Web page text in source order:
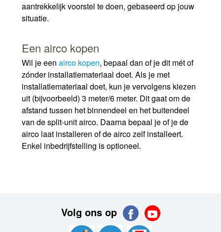
aantrekkelijk voorstel te doen, gebaseerd op jouw
situatie.
Een airco kopen
Wil je een airco kopen, bepaal dan of je dit mét of
zónder installatiemateriaal doet. Als je met
installatiemateriaal doet, kun je vervolgens kiezen
uit (bijvoorbeeld) 3 meter/6 meter. Dit gaat om de
afstand tussen het binnendeel en het buitendeel
van de split-unit airco. Daarna bepaal je of je de
airco laat installeren of de airco zelf installeert.
Enkel inbedrijfstelling is optioneel.
Volg ons op